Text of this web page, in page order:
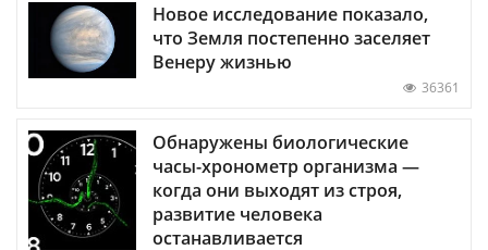
Новое исследование показало,
что Земля постепенно заселяет
Венеру жизнью
36361
Обнаружены биологические
часы-хронометр организма —
когда они выходят из строя,
развитие человека
останавливается